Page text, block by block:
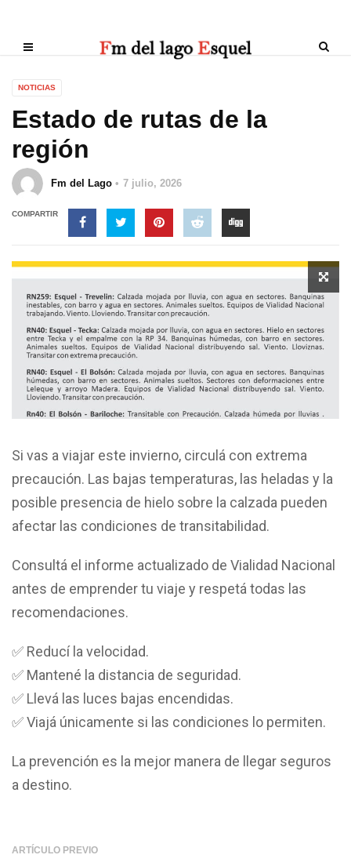
NOTICIAS
Estado de rutas de la
región
Fm del Lago 7 julio, 2026
COMPARTIR
Si vas a viajar este invierno, circulá con extrema
precaución. Las bajas temperaturas, las heladas y la
posible presencia de hielo sobre la calzada pueden
afectar las condiciones de transitabilidad.
Consultá el informe actualizado de Vialidad Nacional
antes de emprender tu viaje y respetá todas las
recomendaciones.
✅ Reducí la velocidad.
✅ Mantené la distancia de seguridad.
✅ Llevá las luces bajas encendidas.
✅ Viajá únicamente si las condiciones lo permiten.
La prevención es la mejor manera de llegar seguros
a destino.
ARTÍCULO PREVIO